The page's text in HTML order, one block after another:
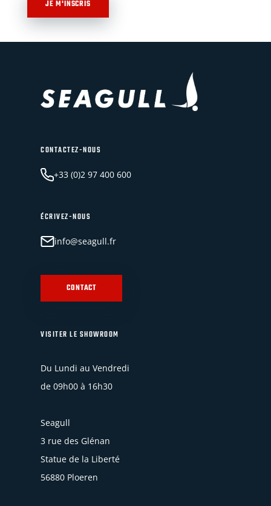
JE M'INSCRIS
CONTACTEZ-NOUS
+33 (0)2 97 400 600
ÉCRIVEZ-NOUS
info@seagull.fr
CONTACT
VISITER LE SHOWROOM
Du Lundi au Vendredi
de 09h00 à 16h30
Seagull
3 rue des Glénan
Statue de la Liberté
56880 Ploeren